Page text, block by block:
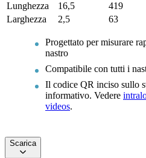
Lunghezza 16,5 419
Larghezza 2,5 63
Progettato per misurare
nastro
Compatibile con tutti i
Il codice QR inciso sullo
informativo. Vedere
videos.
Scarica